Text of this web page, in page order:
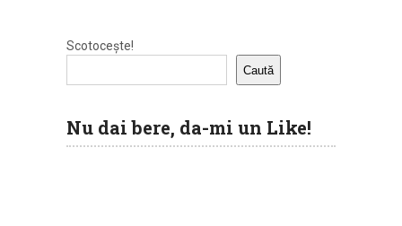
Scotocește!
Caută
Nu dai bere, da-mi un Like!